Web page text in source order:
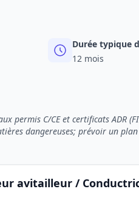
Durée typique
12 mois
permis C/CE et certificats ADR
dangereuses; prévoir un
avitailleur /